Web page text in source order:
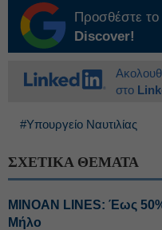
Προσθέστε το
Discover!
στο
#Υπουργείο Ναυτιλίας
ΣΧΕΤΙΚΑ ΘΕΜΑΤΑ
MINOAN LINES: Έως
Μήλο